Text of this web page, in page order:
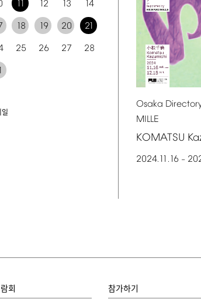
11 12 13 14
18 19 20 21
25 26 27 28
일
Osaka
MILLE
KOMATSU
2024.11.16 –
회 참가하기